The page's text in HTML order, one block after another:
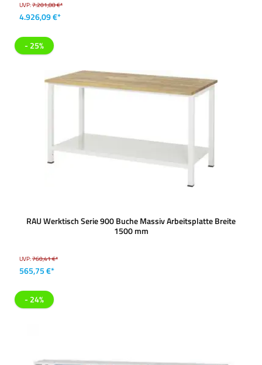
UVP:7.201,88 €*
4.926,09 €*
- 25%
RAU Werktisch Serie 900 Buche Massiv Arbeitsplatte Breite
1500 mm
UVP:760,41 €*
565,75 €*
- 24%